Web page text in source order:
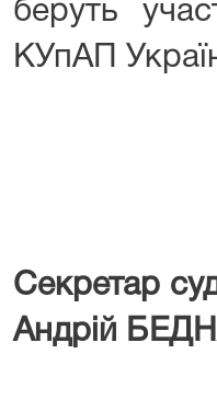
беруть
КУпАП
Секретар
Андрій